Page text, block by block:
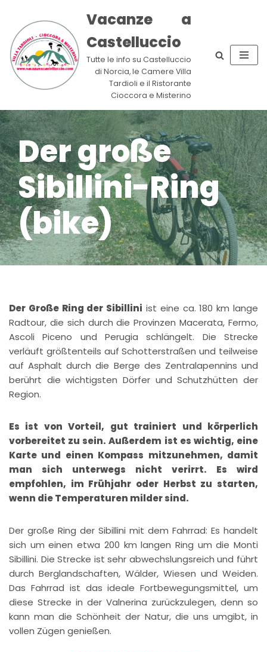
Zum
Inhalt
springen
Vacanze a
Castelluccio
Tutte le info su Castelluccio
di Norcia, le Camere Villa
Tardioli e il Ristorante
Cioccora e Misterino
Der große
Sibillini-Ring
(bike)
Der Große Ring der Sibillini ist eine ca. 180 km lange
Radtour, die sich durch die Provinzen Macerata, Fermo,
Ascoli Piceno und Perugia schlängelt. Die Strecke
verläuft größtenteils auf Schotterstraßen und teilweise
auf Asphalt durch die Berge des Zentralapennins und
berührt die wichtigsten Dörfer und Schutzhütten der
Region.
Es ist von Vorteil, gut trainiert und körperlich
vorbereitet zu sein. Außerdem ist es wichtig, eine
Karte und einen Kompass mitzunehmen, damit
man sich unterwegs nicht verirrt. Es wird
empfohlen, im Frühjahr oder Herbst zu starten,
wenn die Temperaturen milder sind.
Der große Ring der Sibillini mit dem Fahrrad: Es handelt
sich um einen etwa 200 km langen Ring um die Monti
Sibillini. Die Strecke ist sehr abwechslungsreich und führt
durch Berglandschaften, Wälder, Wiesen und Weiden.
Das Fahrrad ist das ideale Fortbewegungsmittel, um
diese Strecke in der Valnerina zurückzulegen, denn so
kann man die Schönheit der Natur, die uns umgibt, in
vollen Zügen genießen.